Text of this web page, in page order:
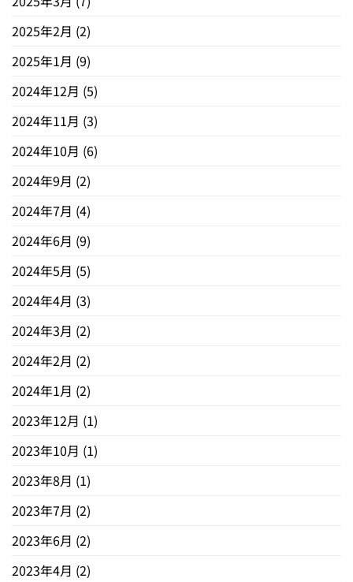
2025年2月 (2)
2025年1月 (9)
2024年12月 (5)
2024年11月 (3)
2024年10月 (6)
2024年9月 (2)
2024年7月 (4)
2024年6月 (9)
2024年5月 (5)
2024年4月 (3)
2024年3月 (2)
2024年2月 (2)
2024年1月 (2)
2023年12月 (1)
2023年10月 (1)
2023年8月 (1)
2023年7月 (2)
2023年6月 (2)
2023年4月 (2)